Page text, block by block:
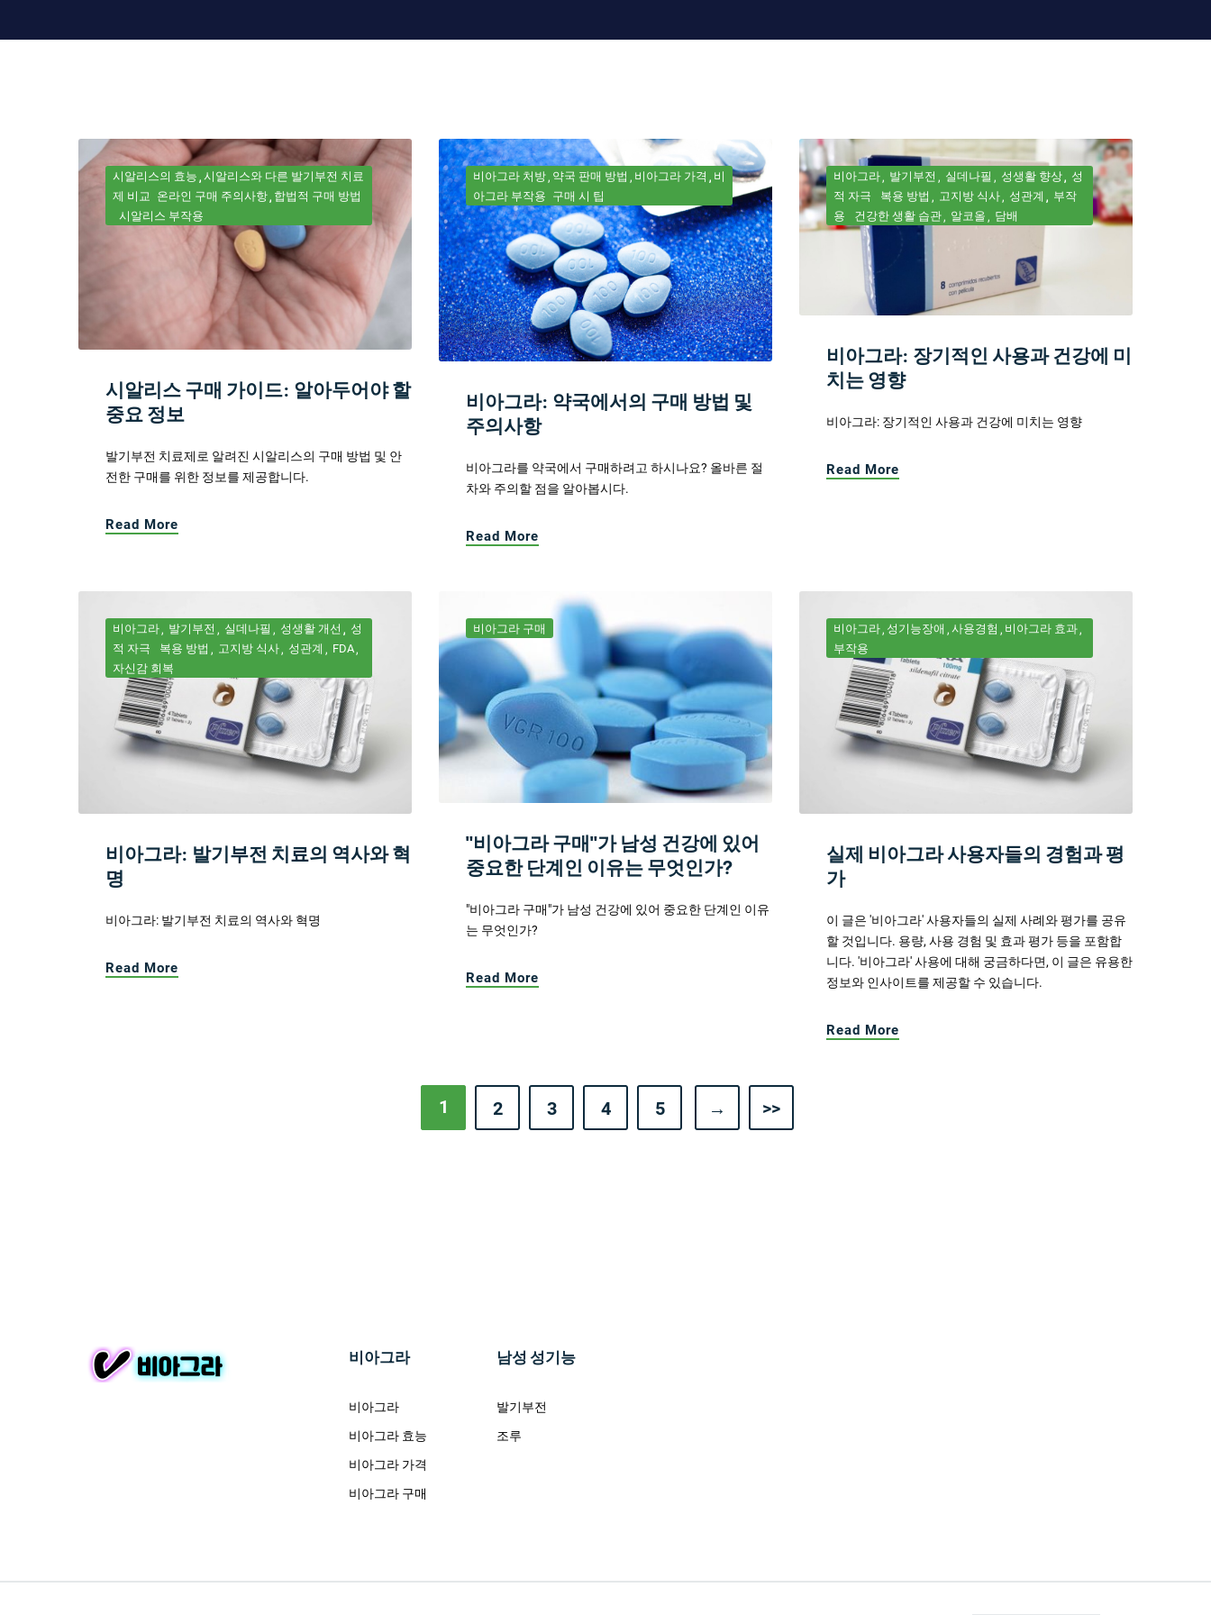
시알리스의 효능 시알리스와 다른 발기부전 치료
제 비교 온라인 구매 주의사항 합법적 구매 방법
시알리스 부작용
시알리스 구매 가이드: 알아두어야 할
중요 정보
발기부전 치료제로 알려진 시알리스의 구매 방법 및 안
전한 구매를 위한 정보를 제공합니다.
Read More
비아그라 처방 약국 판매 방법 비아그라 가격
비
아그라 부작용 구매 시 팁
비아그라: 약국에서의 구매 방법 및
주의사항
비아그라를 약국에서 구매하려고 하시나요? 올바른 절
차와 주의할 점을 알아봅시다.
Read More
비아그라 발기부전 실데나필 성생활 향상
성
적 자극
복용 방법 고지방 식사 성관계
부작
용
건강한 생활 습관 알코올 담배
비아그라: 장기적인 사용과 건강에 미
치는 영향
비아그라: 장기적인 사용과 건강에 미치는 영향
Read More
비아그라 발기부전 실데나필 성생활 개선
성
적 자극
복용 방법 고지방 식사 성관계
FDA
자신감 회복
비아그라: 발기부전 치료의 역사와 혁
명
비아그라: 발기부전 치료의 역사와 혁명
Read More
비아그라 구매
"비아그라 구매"가 남성 건강에 있어
중요한 단계인 이유는 무엇인가?
"비아그라 구매"가 남성 건강에 있어 중요한 단계인 이유
는 무엇인가?
Read More
비아그라 성기능장애 사용경험
비아그라 효과
부작용
실제 비아그라 사용자들의 경험과 평
가
이 글은 '비아그라' 사용자들의 실제 사례와 평가를 공유
할 것입니다. 용량, 사용 경험 및 효과 평가 등을 포함합
니다. '비아그라' 사용에 대해 궁금하다면, 이 글은 유용한
정보와 인사이트를 제공할 수 있습니다.
Read More
1 2 3 4 5 → >>
비아그라
비아그라
비아그라 효능
비아그라 가격
비아그라 구매
남성 성기능
발기부전
조루